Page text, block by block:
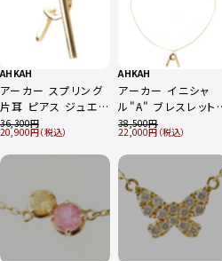
AHKAH
アーカー スプリング
片耳 ピアス ジュエリ
ー Au750 ゴールド
YG 1.0g
36,300
20,900
AHKAH
アーカー イニシャ
ル"A" ブレスレット
ジュエリー 750YG
ゴールド 1.1g
38,500
22,000